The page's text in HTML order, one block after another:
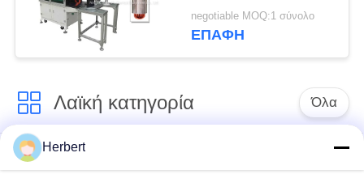
μηχανή/την αυτόματη
σπείρα Insertor
negotiable MOQ:1 σύνολο
ΕΠΑΦΉ
Λαϊκή κατηγορία Όλα
Armature μηχανή
τυλίγματος
στατών
Herbert